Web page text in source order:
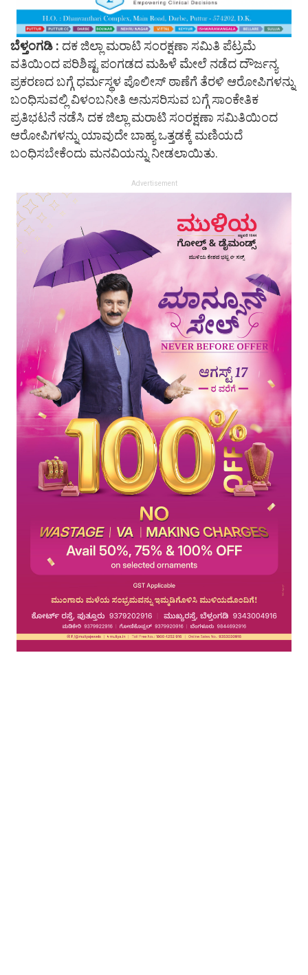
ಬೆಳ್ತಂಗಡಿ : ದಕ ಜಿಲ್ಲಾ ಮರಾಟಿ ಸಂರಕ್ಷಣಾ ಸಮಿತಿ ಪೆಟ್ರಮೆ
ವತಿಯಿಂದ ಪರಿಶಿಷ್ಟ ಪಂಗಡದ ಮಹಿಳೆ ಮೇಲೆ ನಡೆದ ದೌರ್ಜನ್ಯ
ಪ್ರಕರಣದ ಬಗ್ಗೆ ಧರ್ಮಸ್ಥಳ ಪೊಲೀಸ್ ಠಾಣೆಗೆ ತೆರಳಿ ಆರೋಪಿಗಳನ್ನು
ಬಂಧಿಸುವಲ್ಲಿ ವಿಳಂಬನೀತಿ ಅನುಸರಿಸುವ ಬಗ್ಗೆ ಸಾಂಕೇತಿಕ
ಪ್ರತಿಭಟನೆ ನಡೆಸಿ ದಕ ಜಿಲ್ಲಾ ಮರಾಟಿ ಸಂರಕ್ಷಣಾ ಸಮಿತಿಯಿಂದ
ಆರೋಪಿಗಳನ್ನು ಯಾವುದೇ ಬಾಹ್ಯ ಒತ್ತಡಕ್ಕೆ ಮಣಿಯದೆ
ಬಂಧಿಸಬೇಕೆಂದು ಮನವಿಯನ್ನು ನೀಡಲಾಯಿತು.
Advertisement